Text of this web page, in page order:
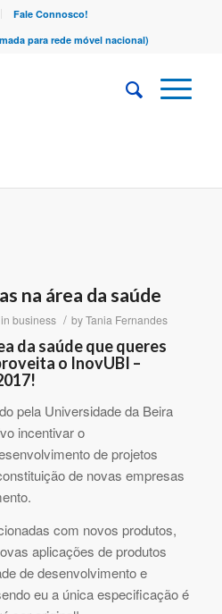
Fale Connosco!
para rede móvel nacional)
na área da saúde
in business / byTania Fernandes
da saúde que queres
o InovUBI –
pela Universidade da Beira
incentivar o
de projetos
de novas empresas
com novos produtos,
aplicações de produtos
de desenvolvimento e
eu a única especificação é